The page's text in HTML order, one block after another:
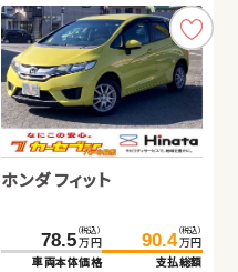
ホンダ フィット
78.5 （税込）
万円
車両本体価格
90.4 （税込）
万円
支払総額
トヨタ ルーミー
スズキ スイフト
185.0 （税込）
万円
車両本体価格
195.3 （税込）
万円
支払総額